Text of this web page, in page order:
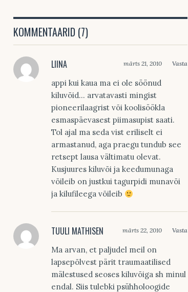
KOMMENTAARID (7)
LIINA märts 21, 2010 Vasta
appi kui kaua ma ei ole söönud
kiluvõid… arvatavasti mingist
pioneerilaagrist või koolisöökla
esmaspäevasest piimasupist saati.
Tol ajal ma seda vist eriliselt ei
armastanud, aga praegu tundub see
retsept lausa vältimatu olevat.
Kusjuures kiluvõi ja keedumunaga
võileib on justkui tagurpidi munavõi
ja kilufileega võileib
TUULI MATHISEN märts 22, 2010 Vasta
Ma arvan, et paljudel meil on
lapsepõlvest pärit traumaatilised
mälestused seoses kiluvõiga sh minul
endal. Siis tulebki psühholoogide